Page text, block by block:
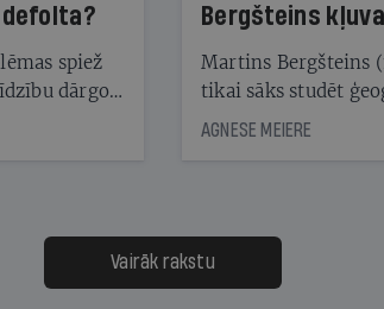
spiež
dārgo
taču
procentus,
trīs dienas
Bergšteins
laika ziņu seju?
Martins Bergšteins
tikai sāks studēt
bet viņa sacītajam
uzcītīga darba,
atbalsts un drosme
meteovērojumus arī
AGNESE MEIERE
Vairāk rakstu